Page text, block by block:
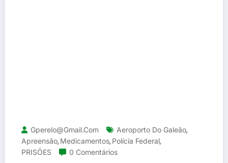
Gperelo@gmail.com Aeroporto Do Galeão,
Apreensão, Medicamentos, Polícia Federal,
PRISÕES
0 Comentários